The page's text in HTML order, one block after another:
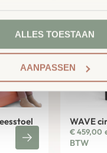
ALLES TOESTAAN
AANPASSEN
WAVE
€459,00
BTW